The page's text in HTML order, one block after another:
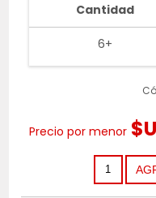
Cantidad
6+
Precio por menor